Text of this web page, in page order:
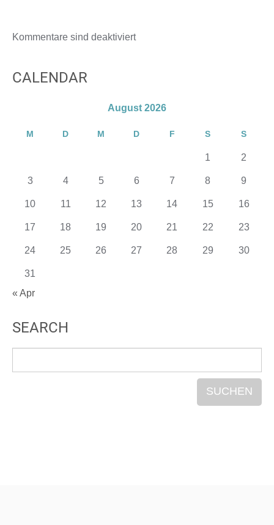
Kommentare sind deaktiviert
CALENDAR
August 2026
M D M D F S S
1 2
3 4 5 6 7 8 9
10 11 12 13 14 15 16
17 18 19 20 21 22 23
24 25 26 27 28 29 30
31
« Apr
SEARCH